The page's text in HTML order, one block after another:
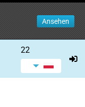
Ansehen
22